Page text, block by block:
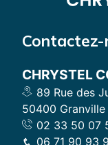
Contactez-
CHRYSTEL
89 Rue des
50400 Granville
02 33 50 07
06 71 90 93